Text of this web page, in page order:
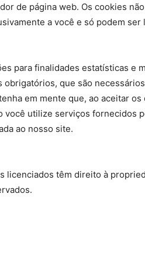
de página web. Os cookies
a você e só podem
para finalidades estatísticas e
que são
em mente que, ao aceitar
utilize serviços fornecidos
ao nosso site.
têm direito à